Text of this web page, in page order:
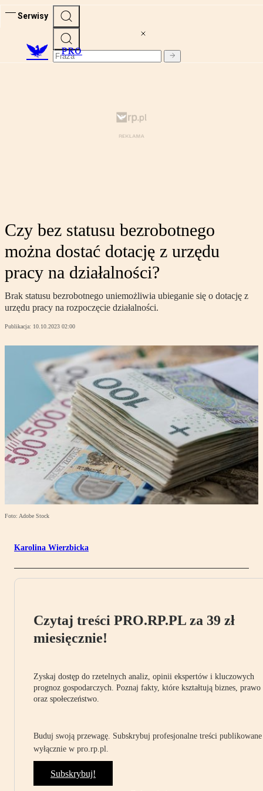
Serwisy
PRO
Czy bez statusu bezrobotnego
można dostać dotację z urzędu
pracy na działalności?
Brak statusu bezrobotnego uniemożliwia ubieganie się o dotację z
urzędu pracy na rozpoczęcie działalności.
Publikacja: 10.10.2023 02:00
Foto: Adobe Stock
Karolina Wierzbicka
Czytaj treści PRO.RP.PL za 39 zł
miesięcznie!
Zyskaj dostęp do rzetelnych analiz, opinii ekspertów i kluczowych
prognoz gospodarczych. Poznaj fakty, które kształtują biznes, prawo
oraz społeczeństwo.
Buduj swoją przewagę. Subskrybuj profesjonalne treści publikowane
wyłącznie w pro.rp.pl.
Subskrybuj!